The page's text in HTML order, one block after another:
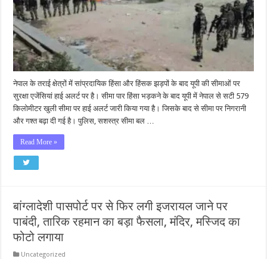
नेपाल के तराई क्षेत्रों में सांप्रदायिक हिंसा और हिंसक झड़पों के बाद यूपी की सीमाओं पर
सुरक्षा एजेंसियां हाई अलर्ट पर है। सीमा पार हिंसा भड़कने के बाद यूपी में नेपाल से सटी 579
किलोमीटर खुली सीमा पर हाई अलर्ट जारी किया गया है। जिसके बाद से सीमा पर निगरानी
और गश्त बढ़ा दी गई है। पुलिस, सशस्त्र सीमा बल …
Read More »
बांग्लादेशी पासपोर्ट पर से फिर लगी इजरायल जाने पर
पाबंदी, तारिक रहमान का बड़ा फैसला, मंदिर, मस्जिद का
फोटो लगाया
Uncategorized